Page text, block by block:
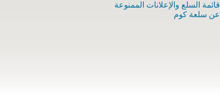
قائمة السلع والإعلانات الممنوعة
عن سلعة كوم